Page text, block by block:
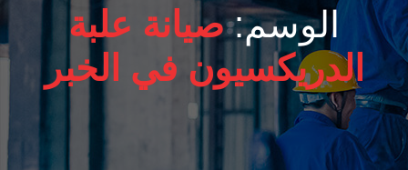
الوسم:صيانة علبة
الدريكسيون في الخبر